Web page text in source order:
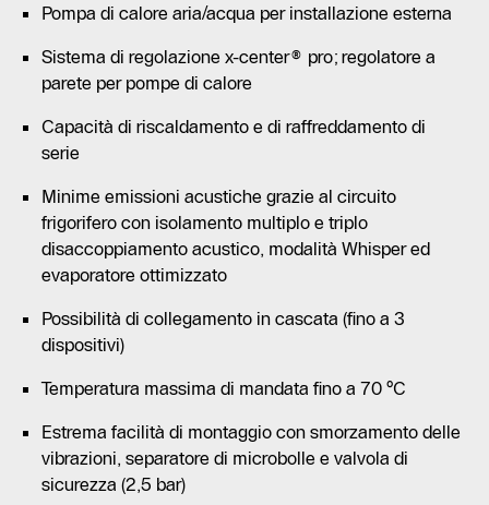
Pompa di calore aria/acqua per installazione esterna
Sistema di regolazione x-center® pro; regolatore a
parete per pompe di calore
Capacità di riscaldamento e di raffreddamento di
serie
Minime emissioni acustiche grazie al circuito
frigorifero con isolamento multiplo e triplo
disaccoppiamento acustico, modalità Whisper ed
evaporatore ottimizzato
Possibilità di collegamento in cascata (fino a 3
dispositivi)
Temperatura massima di mandata fino a 70 °C
Estrema facilità di montaggio con smorzamento delle
vibrazioni, separatore di microbolle e valvola di
sicurezza (2,5 bar)